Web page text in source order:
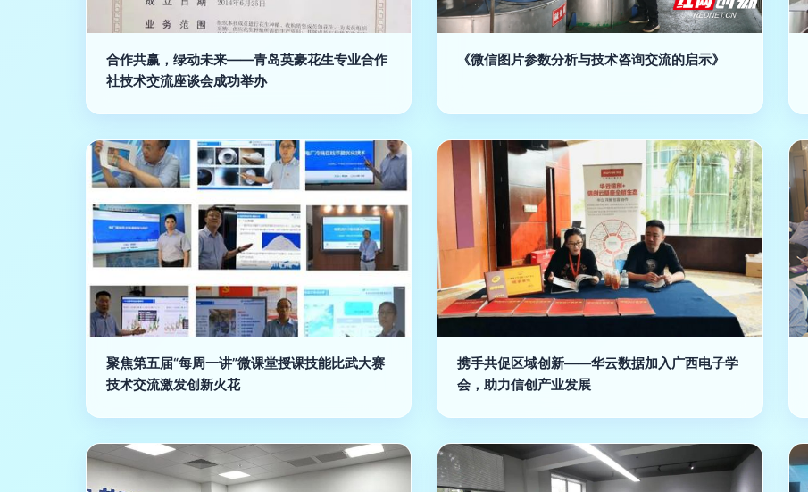
合作共赢，绿动未来——青岛英豪花生专业合作
社技术交流座谈会成功举办
《微信图片参数分析与技术咨询交流的启示》
聚焦第五届“每周一讲”微课堂授课技能比武大赛
技术交流激发创新火花
携手共促区域创新——华云数据加入广西电子学
会，助力信创产业发展